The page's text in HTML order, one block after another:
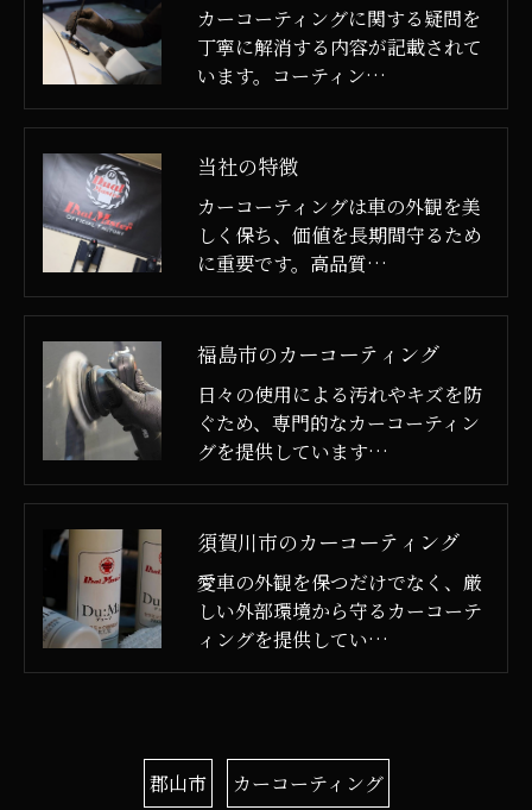
カーコーティングに関する疑問を
丁寧に解消する内容が記載されて
います。コーティン…
当社の特徴
カーコーティングは車の外観を美
しく保ち、価値を長期間守るため
に重要です。高品質…
福島市のカーコーティング
日々の使用による汚れやキズを防
ぐため、専門的なカーコーティン
グを提供しています…
須賀川市のカーコーティング
愛車の外観を保つだけでなく、厳
しい外部環境から守るカーコーテ
ィングを提供してい…
郡山市 カーコーティング